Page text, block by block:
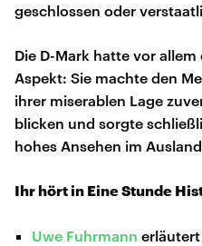
geschlossen oder
Die D-Mark hatte vor
Aspekt: Sie machte den
ihrer miserablen Lage
blicken und sorgte
hohes Ansehen im
Ihr hört in Eine Stunde
Uwe Fuhrmann